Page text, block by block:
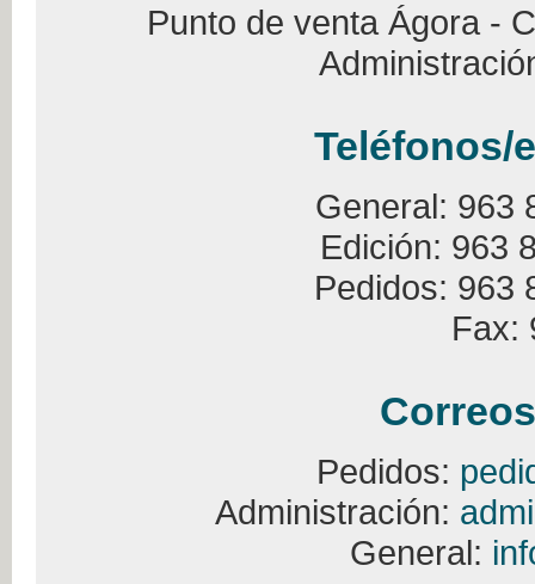
Punto de venta Ágora -
Teléfonos/
General: 963
Edición: 963
Pedidos: 963
Fax:
Pedidos:
Administración:
General: